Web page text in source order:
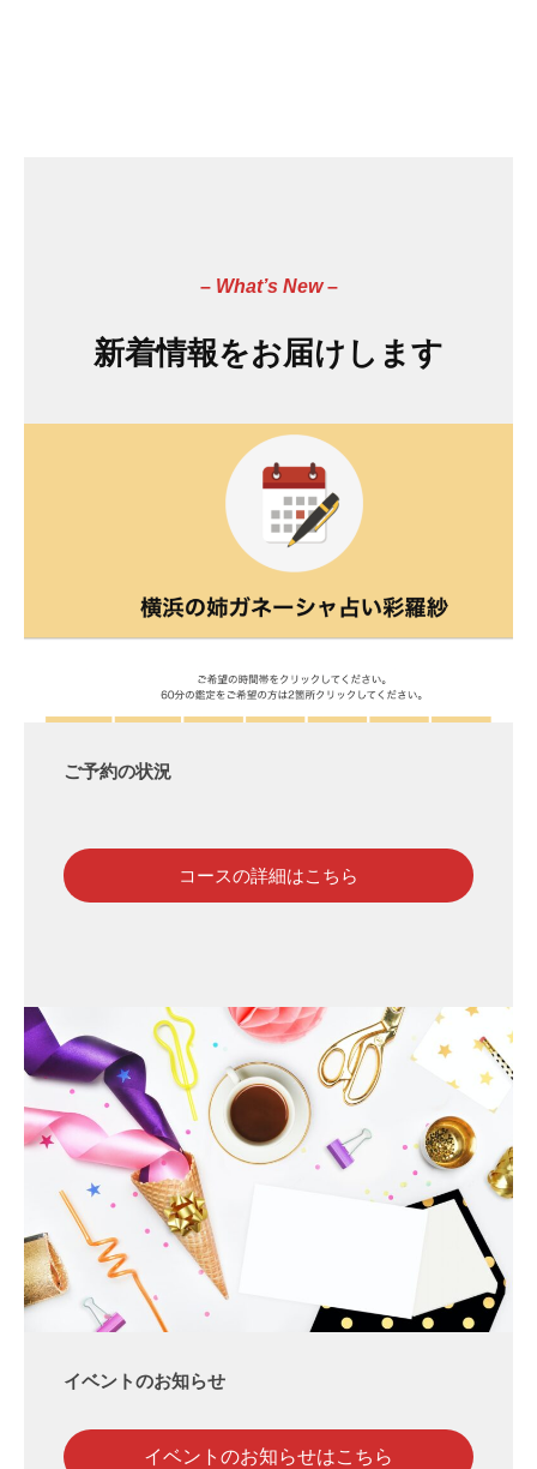
– What’s New–
新着情報をお届けします
ご予約の状況
コースの詳細はこちら
イベントのお知らせ
イベントのお知らせはこちら